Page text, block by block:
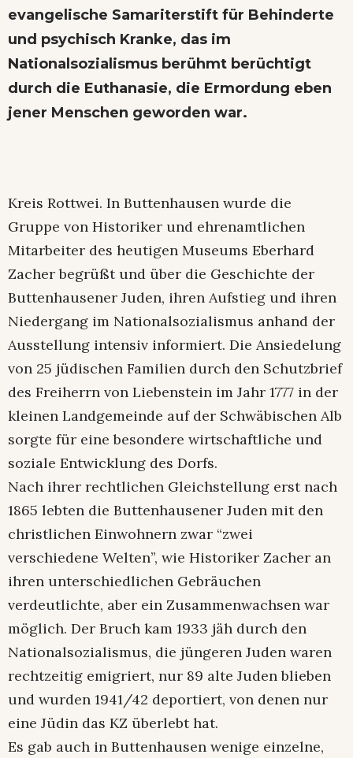
evangelische Samariterstift für Behinderte
und psychisch Kranke, das im
Nationalsozialismus berühmt berüchtigt
durch die Euthanasie, die Ermordung eben
jener Menschen geworden war.
Kreis Rottwei. In Buttenhausen wurde die
Gruppe von Historiker und ehrenamtlichen
Mitarbeiter des heutigen Museums Eberhard
Zacher begrüßt und über die Geschichte der
Buttenhausener Juden, ihren Aufstieg und ihren
Niedergang im Nationalsozialismus anhand der
Ausstellung intensiv informiert. Die Ansiedelung
von 25 jüdischen Familien durch den Schutzbrief
des Freiherrn von Liebenstein im Jahr 1777 in der
kleinen Landgemeinde auf der Schwäbischen Alb
sorgte für eine besondere wirtschaftliche und
soziale Entwicklung des Dorfs.
Nach ihrer rechtlichen Gleichstellung erst nach
1865 lebten die Buttenhausener Juden mit den
christlichen Einwohnern zwar “zwei
verschiedene Welten”, wie Historiker Zacher an
ihren unterschiedlichen Gebräuchen
verdeutlichte, aber ein Zusammenwachsen war
möglich. Der Bruch kam 1933 jäh durch den
Nationalsozialismus, die jüngeren Juden waren
rechtzeitig emigriert, nur 89 alte Juden blieben
und wurden 1941/42 deportiert, von denen nur
eine Jüdin das KZ überlebt hat.
Es gab auch in Buttenhausen wenige einzelne,